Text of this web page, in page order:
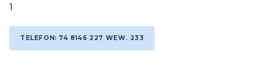
1
TELEFON: 74 8146 227 WEW. 233